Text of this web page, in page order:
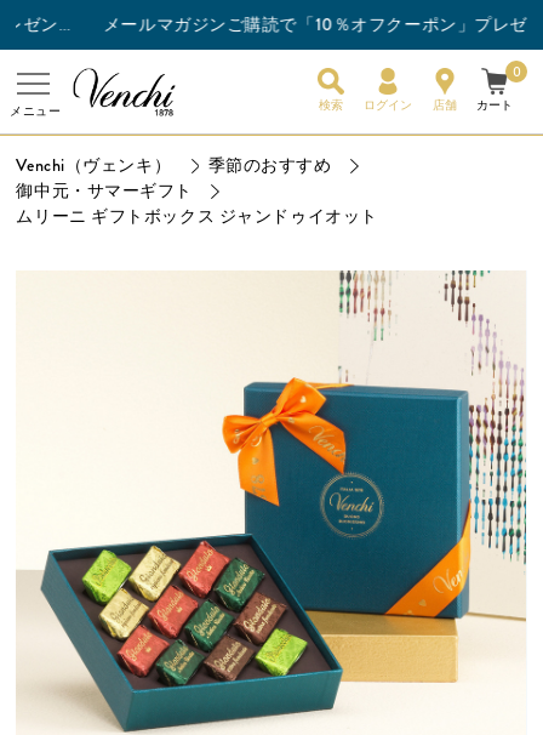
チョコレートバー3枚以上ご購入でスナックバーを1枚プレゼント！ メールマガジンご購読で「10％オフクーポン」プレゼント
メニュー 検索 ログイン 店舗 カート
0
Venchi（ヴェンキ）
季節のおすすめ
御中元・サマーギフト
ムリーニ ギフトボックス ジャンドゥイオット